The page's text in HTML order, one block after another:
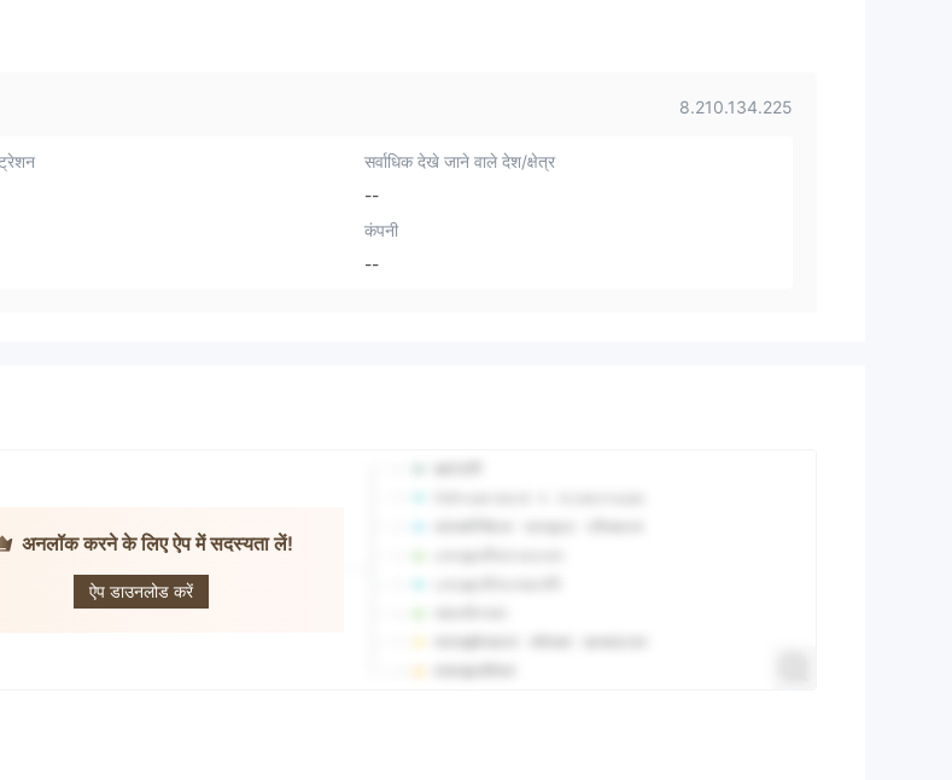
8.210.134.225
सर्वाधिक देखे जाने वाले देश/क्षेत्र
--
कंपनी
--
अनलॉक करने के लिए ऐप में सदस्यता लें!
ऐप डाउनलोड करें
BA CAPITAL